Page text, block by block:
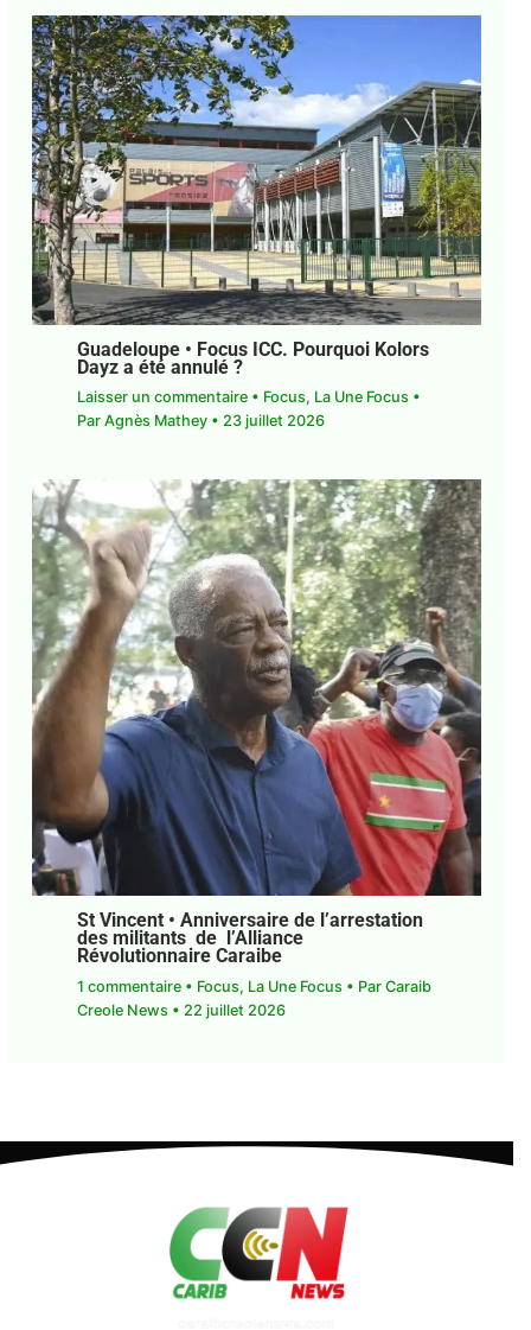
Guadeloupe • Focus ICC. Pourquoi Kolors
Dayz a été annulé ?
Laisser un commentaire • Focus, La Une Focus •
ParAgnès Mathey •23 juillet 2026
St Vincent • Anniversaire de l’arrestation
des militants de l’Alliance
Révolutionnaire Caraibe
1 commentaire • Focus, La Une Focus • ParCaraib
Creole News •22 juillet 2026